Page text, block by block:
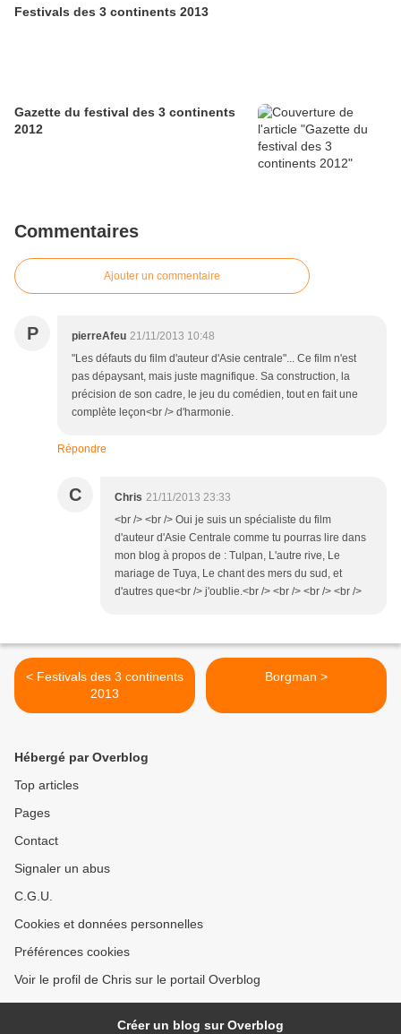
Festivals des 3 continents 2013
Gazette du festival des 3 continents
2012
Commentaires
Ajouter un commentaire
P pierreAfeu 21/11/2013 10:48
"Les défauts du film d'auteur d'Asie centrale"... Ce film n'est
pas dépaysant, mais juste magnifique. Sa construction, la
précision de son cadre, le jeu du comédien, tout en fait une
complète leçon<br /> d'harmonie.
Répondre
C Chris 21/11/2013 23:33
<br /> <br /> Oui je suis un spécialiste du film
d'auteur d'Asie Centrale comme tu pourras lire dans
mon blog à propos de : Tulpan, L'autre rive, Le
mariage de Tuya, Le chant des mers du sud, et
d'autres que<br /> j'oublie.<br /> <br /> <br /> <br />
< Festivals des 3 continents
2013
Borgman >
Hébergé par Overblog
Top articles
Pages
Contact
Signaler un abus
C.G.U.
Cookies et données personnelles
Préférences cookies
Voir le profil de Chris sur le portail Overblog
Créer un blog sur Overblog